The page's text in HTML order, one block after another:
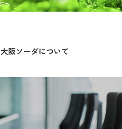
大阪ソーダについて